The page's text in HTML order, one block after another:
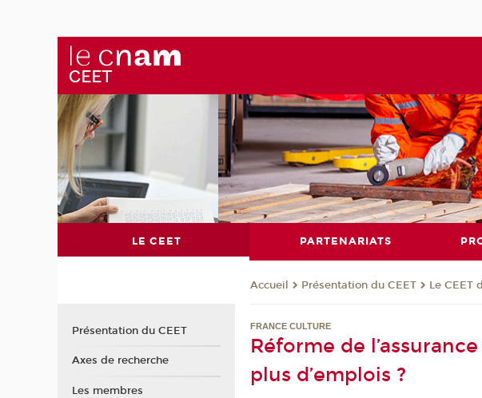
LE CEET PARTENARIATS
Accueil Présentation du CEET Le CEET
FRANCE CULTURE
Réforme de
plus d’emplois ?
Présentation du CEET
Axes de recherche
Les membres